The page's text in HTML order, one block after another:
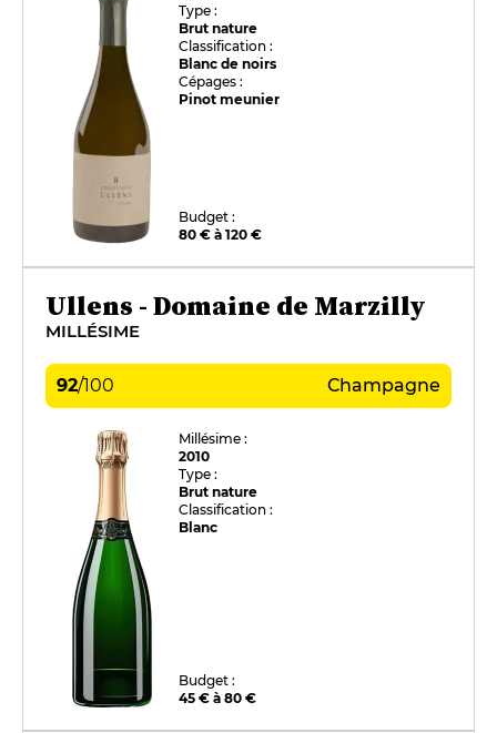
Type :
Brut nature
Classification :
Blanc de noirs
Cépages :
Pinot meunier
Budget :
80 € à 120 €
Ullens - Domaine de Marzilly
MILLÉSIME
92/100 Champagne
Millésime :
2010
Type :
Brut nature
Classification :
Blanc
Budget :
45 € à 80 €